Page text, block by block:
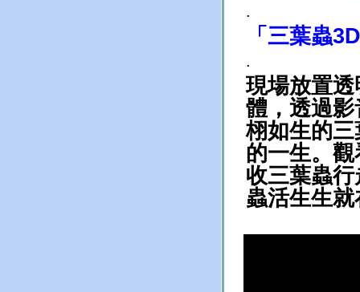
.
「三葉蟲
.
現場放置透
體，透過
栩如生的
的一生。
收三葉蟲
蟲活生生